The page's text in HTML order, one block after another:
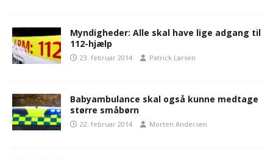
Myndigheder: Alle skal have lige adgang til
112-hjælp
23. februar 2014 Patrick Larsen
Babyambulance skal også kunne medtage
større småbørn
22. februar 2014 Morten Andersen